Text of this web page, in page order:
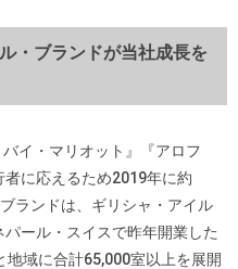
・ブランドが当社成長を
イ・マリオット』『アロフ
者に応えるため2019年に約
ランドは、ギリシャ・アイル
ール・スイスで昨年開業した
域に合計65,000室以上を展開